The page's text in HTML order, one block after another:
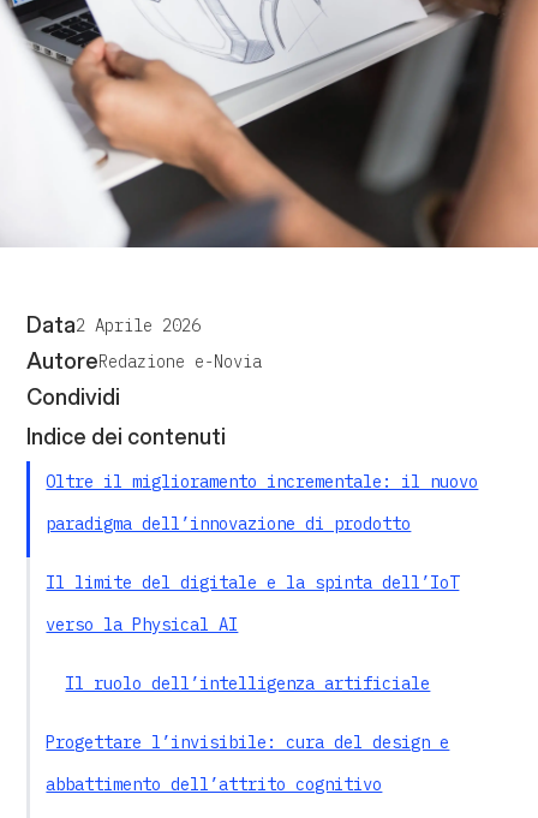
Data2 Aprile 2026
AutoreRedazione e-Novia
Condividi
Indice dei contenuti
Oltre il miglioramento incrementale: il nuovo
paradigma dell’innovazione di prodotto
Il limite del digitale e la spinta dell’IoT
verso la Physical AI
Il ruolo dell’intelligenza artificiale
Progettare l’invisibile: cura del design e
abbattimento dell’attrito cognitivo